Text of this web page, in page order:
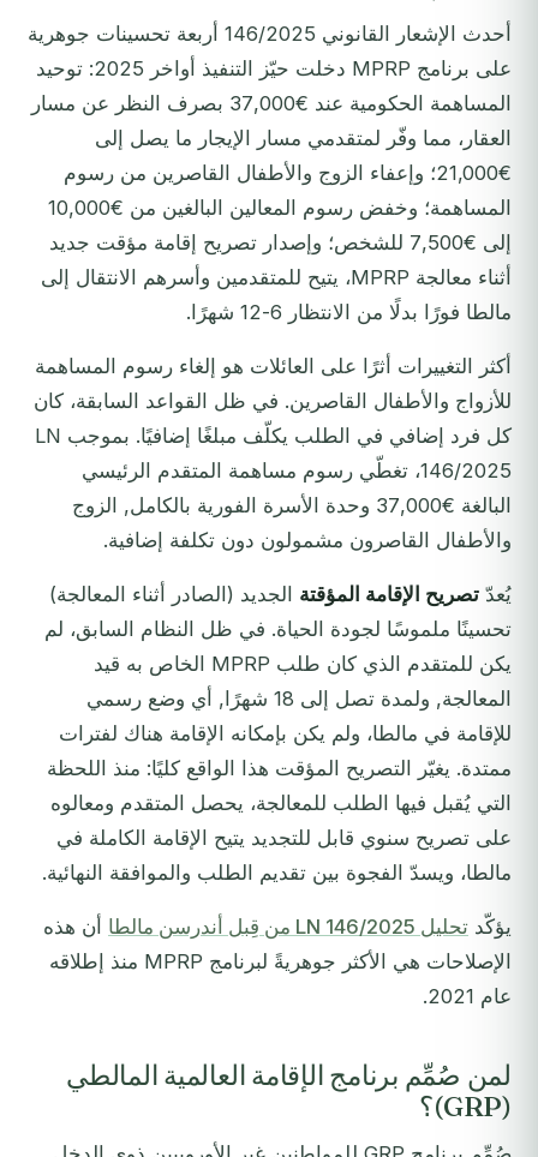
أحدث الإشعار القانوني 146/2025 أربعة تحسينات جوهرية
على برنامج MPRP دخلت حيّز التنفيذ أواخر 2025: توحيد
المساهمة الحكومية عند €37,000 بصرف النظر عن مسار
العقار، مما وفّر لمتقدمي مسار الإيجار ما يصل إلى
€21,000؛ وإعفاء الزوج والأطفال القاصرين من رسوم
المساهمة؛ وخفض رسوم المعالين البالغين من €10,000
إلى €7,500 للشخص؛ وإصدار تصريح إقامة مؤقت جديد
أثناء معالجة MPRP، يتيح للمتقدمين وأسرهم الانتقال إلى
مالطا فورًا بدلًا من الانتظار 6-12 شهرًا.
أكثر التغييرات أثرًا على العائلات هو إلغاء رسوم المساهمة
للأزواج والأطفال القاصرين. في ظل القواعد السابقة، كان
كل فرد إضافي في الطلب يكلّف مبلغًا إضافيًا. بموجب LN
146/2025، تغطّي رسوم مساهمة المتقدم الرئيسي
البالغة €37,000 وحدة الأسرة الفورية بالكامل, الزوج
والأطفال القاصرون مشمولون دون تكلفة إضافية.
يُعدّ تصريح الإقامة المؤقتة الجديد (الصادر أثناء المعالجة)
تحسينًا ملموسًا لجودة الحياة. في ظل النظام السابق، لم
يكن للمتقدم الذي كان طلب MPRP الخاص به قيد
المعالجة, ولمدة تصل إلى 18 شهرًا, أي وضع رسمي
للإقامة في مالطا، ولم يكن بإمكانه الإقامة هناك لفترات
ممتدة. يغيّر التصريح المؤقت هذا الواقع كليًا: منذ اللحظة
التي يُقبل فيها الطلب للمعالجة، يحصل المتقدم ومعالوه
على تصريح سنوي قابل للتجديد يتيح الإقامة الكاملة في
مالطا، ويسدّ الفجوة بين تقديم الطلب والموافقة النهائية.
يؤكّد تحليل LN 146/2025 من قِبل أندرسن مالطا
أن هذه
الإصلاحات هي الأكثر جوهريةً لبرنامج MPRP منذ إطلاقه
عام 2021.
لمن صُمِّم برنامج الإقامة العالمية المالطي
(GRP)؟